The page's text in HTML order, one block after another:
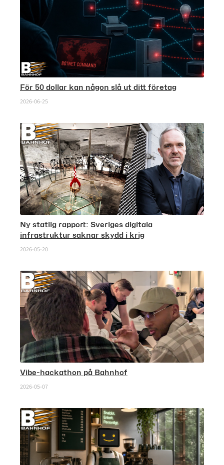
För 50 dollar kan någon slå ut ditt företag
2026-06-25
Ny statlig rapport: Sveriges digitala
infrastruktur saknar skydd i krig
2026-05-20
Vibe-hackathon på Bahnhof
2026-05-07